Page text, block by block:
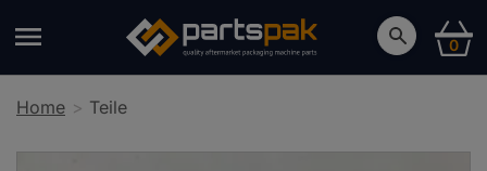
0
Home Teile